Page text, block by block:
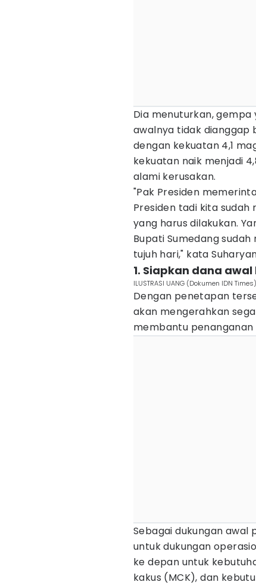
Dia menuturkan,
awalnya tidak dianggap
dengan kekuatan 4,1
kekuatan naik menjadi
alami kerusakan.
"Pak Presiden
Presiden tadi kita
yang harus dilakukan.
Bupati Sumedang
tujuh hari," kata
1. Siapkan dana
ILUSTRASI UANG (Dokumen IDN Times)
Dengan penetapan
akan mengerahkan
membantu
Sebagai dukungan awal
untuk dukungan
ke depan untuk
kakus (MCK), dan